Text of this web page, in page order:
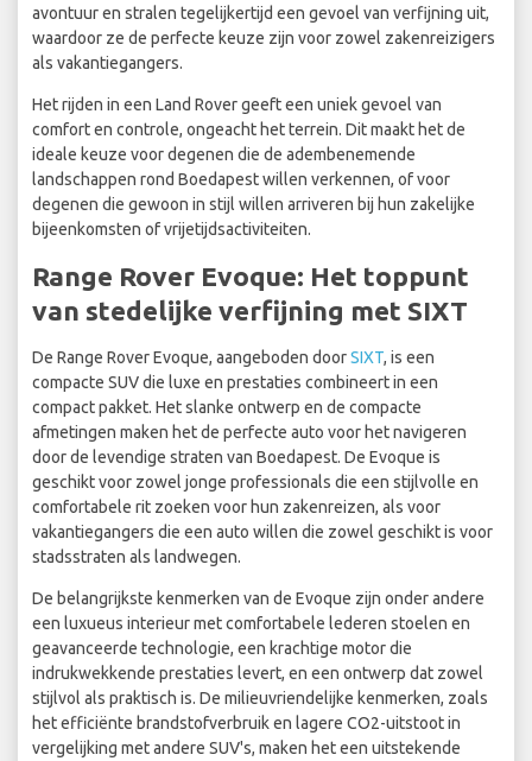
avontuur en stralen tegelijkertijd een gevoel van verfijning uit,
waardoor ze de perfecte keuze zijn voor zowel zakenreizigers
als vakantiegangers.
Het rijden in een Land Rover geeft een uniek gevoel van
comfort en controle, ongeacht het terrein. Dit maakt het de
ideale keuze voor degenen die de adembenemende
landschappen rond Boedapest willen verkennen, of voor
degenen die gewoon in stijl willen arriveren bij hun zakelijke
bijeenkomsten of vrijetijdsactiviteiten.
Range Rover Evoque: Het toppunt
van stedelijke verfijning met SIXT
De Range Rover Evoque, aangeboden doorSIXT, is een
compacte SUV die luxe en prestaties combineert in een
compact pakket. Het slanke ontwerp en de compacte
afmetingen maken het de perfecte auto voor het navigeren
door de levendige straten van Boedapest. De Evoque is
geschikt voor zowel jonge professionals die een stijlvolle en
comfortabele rit zoeken voor hun zakenreizen, als voor
vakantiegangers die een auto willen die zowel geschikt is voor
stadsstraten als landwegen.
De belangrijkste kenmerken van de Evoque zijn onder andere
een luxueus interieur met comfortabele lederen stoelen en
geavanceerde technologie, een krachtige motor die
indrukwekkende prestaties levert, en een ontwerp dat zowel
stijlvol als praktisch is. De milieuvriendelijke kenmerken, zoals
het efficiënte brandstofverbruik en lagere CO2-uitstoot in
vergelijking met andere SUV's, maken het een uitstekende